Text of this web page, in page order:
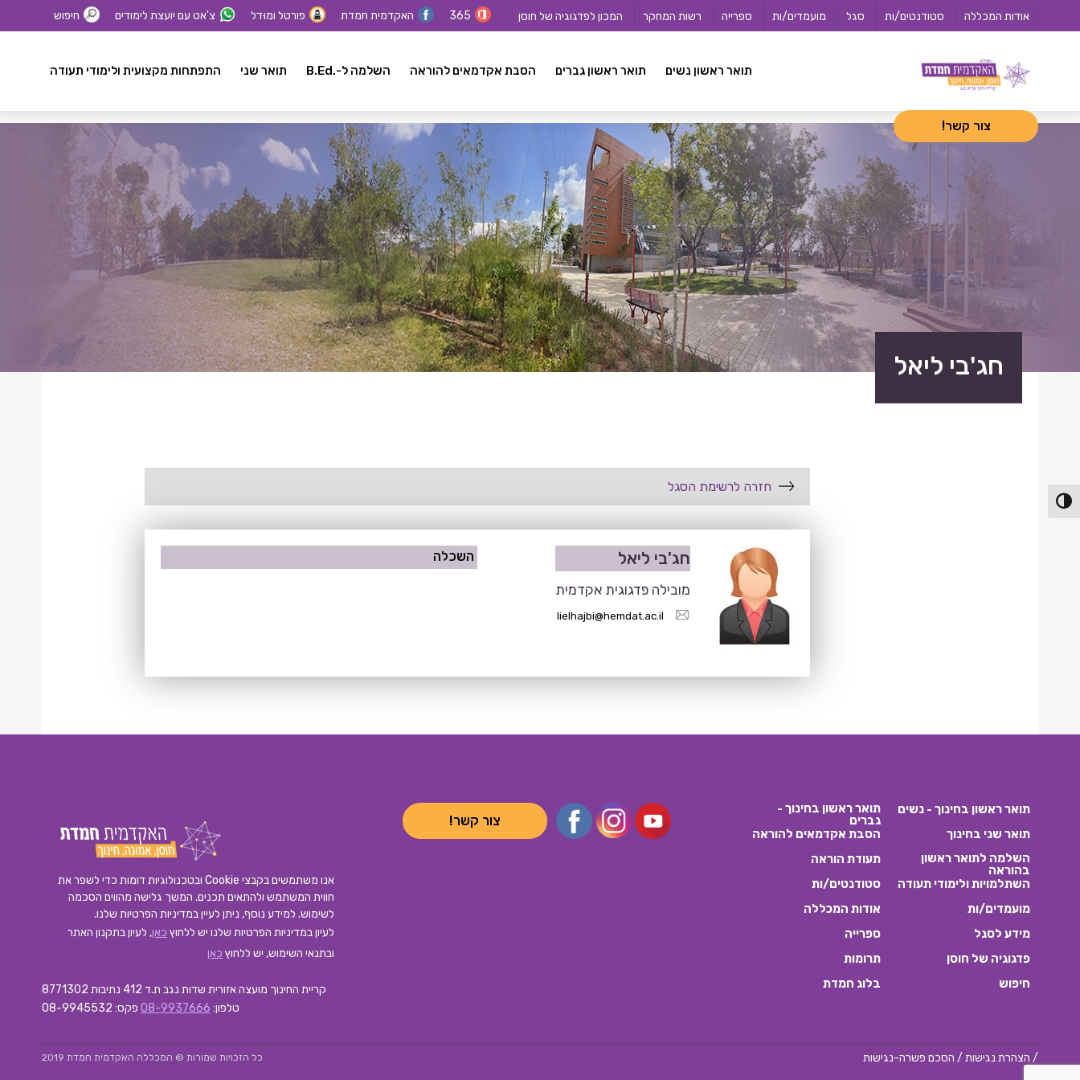
הפעל/כבה ניגודיות גבוהה
אודות המכללה סטודנטים/ות סגל מועמדים/ות ספרייה רשות המחקר המכון לפדגוגיה של חוסן 365 האקדמית חמדת פורטל ומוּדל צ'אט עם יועצת לימודים חיפוש
תואר ראשון נשים תואר ראשון גברים הסבת אקדמאים להוראה השלמה ל-.B.Ed תואר שני התפתחות מקצועית ולימודי תעודה
צור קשר!
חג'בי ליאל
חזרה לרשימת הסגל
חג'בי ליאל
מובילה פדגוגית אקדמית
lielhajbi@hemdat.ac.il
השכלה
תואר ראשון בחינוך - נשים
תואר ראשון בחינוך -
גברים
תואר שני בחינוך
הסבת אקדמאים להוראה
השלמה לתואר ראשון
בהוראה
תעודת הוראה
השתלמויות ולימודי תעודה
סטודנטים/ות
מועמדים/ות
אודות המכללה
מידע לסגל
ספרייה
פדגוגיה של חוסן
תרומות
חיפוש
בלוג חמדת
צור קשר!
אנו משתמשים בקבצי Cookie ובטכנולוגיות דומות כדי לשפר את
חווית המשתמש ולהתאים תכנים. המשך גלישה מהווים הסכמה
לשימוש. למידע נוסף, ניתן לעיין במדיניות הפרטיות שלנו.
לעיון במדיניות הפרטיות שלנו יש ללחוץ כאן, לעיון בתקנון האתר
ובתנאי השימוש, יש ללחוץ כאן
קריית החינוך מועצה אזורית שדות נגב ת.ד 412 נתיבות 8771302
טלפון: 08-9937666 פקס: 08-9945532
/ הצהרת נגישות / הסכם פשרה-נגישות כל הזכויות שמורות © המכללה האקדמית חמדת 2019